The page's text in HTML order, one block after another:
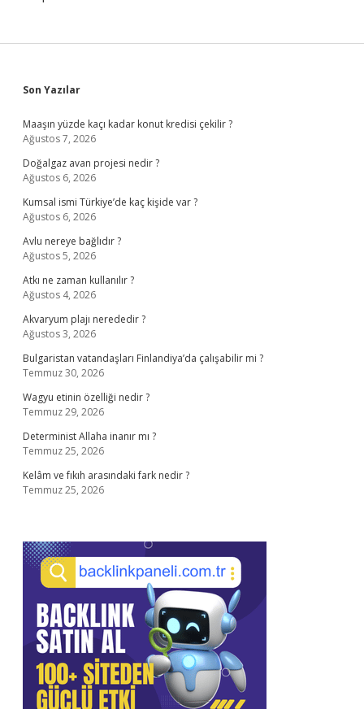
Sidebar
Son Yazılar
Maaşın yüzde kaçı kadar konut kredisi çekilir ?
Ağustos 7, 2026
Doğalgaz avan projesi nedir ?
Ağustos 6, 2026
Kumsal ismi Türkiye’de kaç kişide var ?
Ağustos 6, 2026
Avlu nereye bağlıdır ?
Ağustos 5, 2026
Atkı ne zaman kullanılır ?
Ağustos 4, 2026
Akvaryum plajı nerededir ?
Ağustos 3, 2026
Bulgaristan vatandaşları Finlandiya’da çalışabilir mi ?
Temmuz 30, 2026
Wagyu etinin özelliği nedir ?
Temmuz 29, 2026
Determinist Allaha inanır mı ?
Temmuz 25, 2026
Kelâm ve fıkıh arasındaki fark nedir ?
Temmuz 25, 2026